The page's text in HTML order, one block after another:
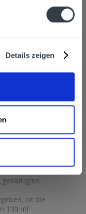
Details zeigen
Hauptstraße 94,
g davon Zucker 8,6 g
gesättigten
ist die
100 ml